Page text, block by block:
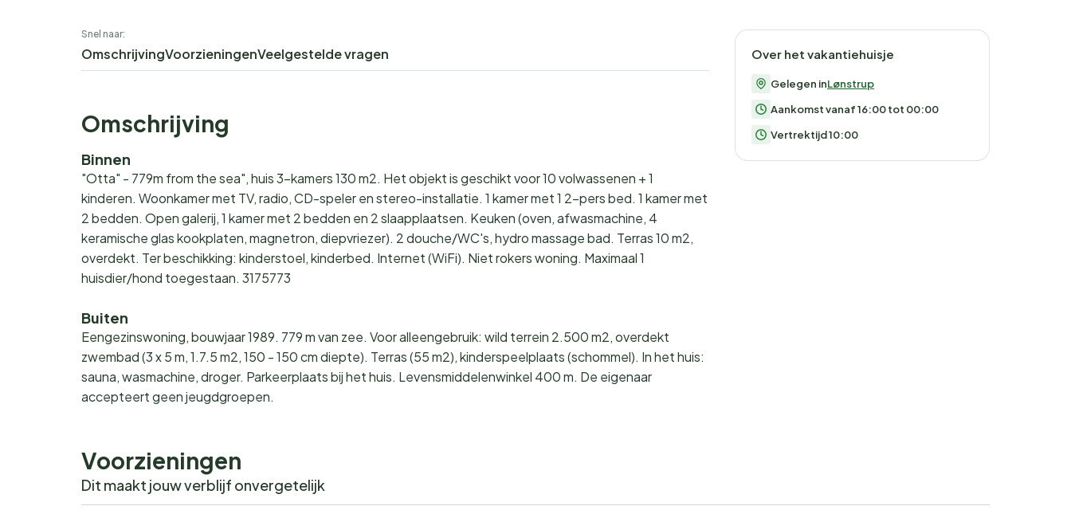
Snel naar:
OmschrijvingVoorzieningenVeelgestelde vragen
Omschrijving
Binnen
"Otta" - 779m from the sea", huis 3-kamers 130 m2. Het objekt is geschikt voor 10 volwassenen + 1
kinderen. Woonkamer met TV, radio, CD-speler en stereo-installatie. 1 kamer met 1 2-pers bed. 1 kamer met
2 bedden. Open galerij, 1 kamer met 2 bedden en 2 slaapplaatsen. Keuken (oven, afwasmachine, 4
keramische glas kookplaten, magnetron, diepvriezer). 2 douche/WC's, hydro massage bad. Terras 10 m2,
overdekt. Ter beschikking: kinderstoel, kinderbed. Internet (WiFi). Niet rokers woning. Maximaal 1
huisdier/hond toegestaan. 3175773
Buiten
Eengezinswoning, bouwjaar 1989. 779 m van zee. Voor alleengebruik: wild terrein 2.500 m2, overdekt
zwembad (3 x 5 m, 1.7.5 m2, 150 - 150 cm diepte). Terras (55 m2), kinderspeelplaats (schommel). In het huis:
sauna, wasmachine, droger. Parkeerplaats bij het huis. Levensmiddelenwinkel 400 m. De eigenaar
accepteert geen jeugdgroepen.
Over het vakantiehuisje
Gelegen inLønstrup
Aankomst vanaf 16:00 tot 00:00
Vertrektijd 10:00
Voorzieningen
Dit maakt jouw verblijf onvergetelijk